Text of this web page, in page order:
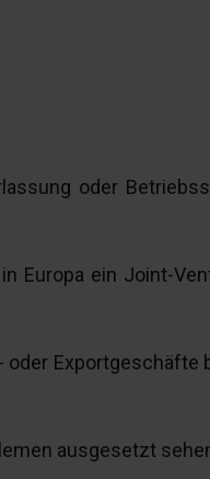
oder
Europa ein Joint-
Exportgeschäfte
ausgesetzt